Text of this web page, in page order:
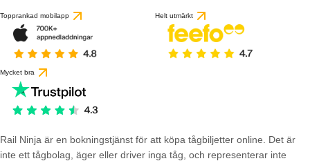
Topprankad mobilapp Helt utmärkt
Mycket bra
Rail Ninja är en bokningstjänst för att köpa tågbiljetter online. Det är
inte ett tågbolag, äger eller driver inga tåg, och representerar inte